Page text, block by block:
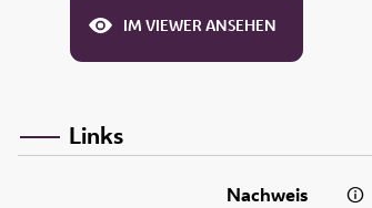
IM VIEWER ANSEHEN
Links
Nachweis